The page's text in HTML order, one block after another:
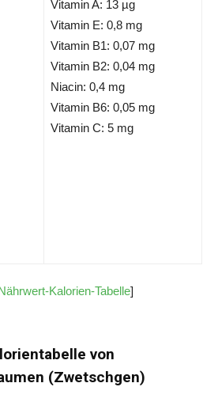
Vitamin A: 13 µg
Vitamin E: 0,8 mg
Vitamin B1: 0,07 mg
Vitamin B2: 0,04 mg
Niacin: 0,4 mg
Vitamin B6: 0,05 mg
Vitamin C: 5 mg
Kalorien-Tabelle]
von
(Zwetschgen)